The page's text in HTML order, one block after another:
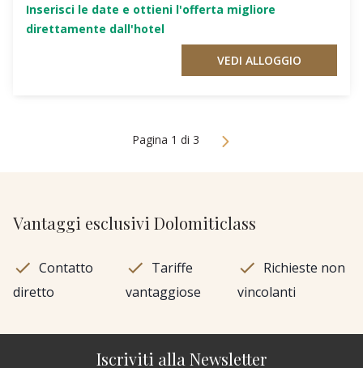
Inserisci le date e ottieni l'offerta migliore
direttamente dall'hotel
VEDI ALLOGGIO
Pagina 1 di 3
Vantaggi esclusivi Dolomiticlass
Contatto
diretto
Tariffe
vantaggiose
Richieste non
vincolanti
Iscriviti alla Newsletter